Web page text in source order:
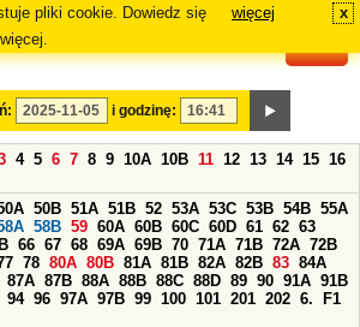
pliki cookie. Dowiedz się
więcej.
więcej x
i godzinę:
4 5 6 7 8 9 10A 10B 11 12 13 14 15 16
50B 51A 51B 52 53A 53C 53B 54B 55A
58B 59 60A 60B 60C 60D 61 62 63
66 67 68 69A 69B 70 71A 71B 72A 72B
78 80A 80B 81A 81B 82A 82B 83 84A
87A 87B 88A 88B 88C 88D 89 90 91A 91B
94 96 97A 97B 99 100 101 201 202 6.
F1